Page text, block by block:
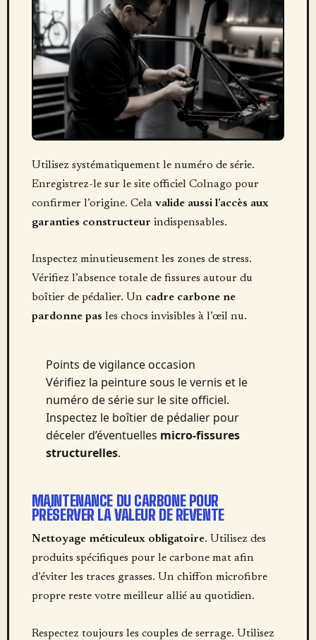
Utilisez systématiquement le numéro de série.
Enregistrez-le sur le site officiel Colnago pour
confirmer l’origine. Cela valide aussi l’accès aux
garanties constructeur indispensables.
Inspectez minutieusement les zones de stress.
Vérifiez l’absence totale de fissures autour du
boîtier de pédalier. Un cadre carbone ne
pardonne pas les chocs invisibles à l’œil nu.
Points de vigilance occasion
Vérifiez la peinture sous le vernis et le
numéro de série sur le site officiel.
Inspectez le boîtier de pédalier pour
déceler d’éventuelles micro-fissures
structurelles.
MAINTENANCE DU CARBONE POUR
PRÉSERVER LA VALEUR DE REVENTE
Nettoyage méticuleux obligatoire. Utilisez des
produits spécifiques pour le carbone mat afin
d’éviter les traces grasses. Un chiffon microfibre
propre reste votre meilleur allié au quotidien.
Respectez toujours les couples de serrage. Utilisez